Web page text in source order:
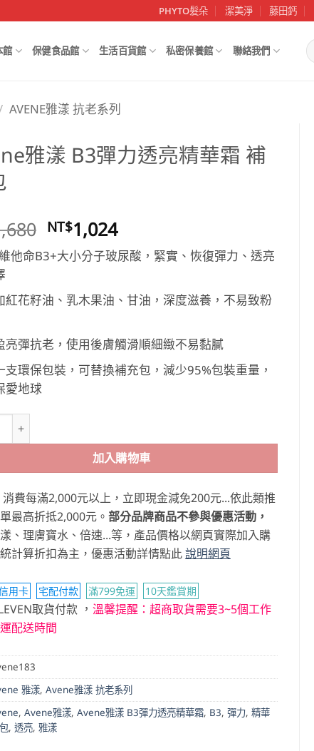
PHYTO髮朵 潔美淨 藤田鈣
館 保健食品館 生活百貨館 私密保養館 聯絡我們
AVENE雅漾 抗老系列
雅漾 B3彈力透亮精華霜 補
原
始
價
NT$1,680。
NT$1,024目
前
價
NT$1,024。
他命B3+大小分子玻尿酸，緊實、恢復彈力、透亮
紅花籽油、乳木果油、甘油，深度滋養，不易致粉
亮彈抗老，使用後膚觸滑順細緻不易黏膩
支環保包裝，可替換補充包，減少95%包裝重量，
愛地球
漾 B3彈力透亮精華霜 補充包 數量
加入購物車
消費每滿2,000元以上，立即現金減免200元...依此類推
最高折抵2,000元。 部分品牌商品不參與優惠活動，
、理膚寶水、倍速...等，產品價格以網頁實際加入購
計算折扣為主，優惠活動詳情點此說明網頁
用卡 宅配付款 滿799免運 10天鑑賞期
取貨付款 ， 溫馨提醒：超商取貨需要3~5個工作
配送時間
雅漾, Avene雅漾 抗老系列
, Avene雅漾, Avene雅漾 B3彈力透亮精華霜, B3, 彈力, 精華
, 透亮, 雅漾